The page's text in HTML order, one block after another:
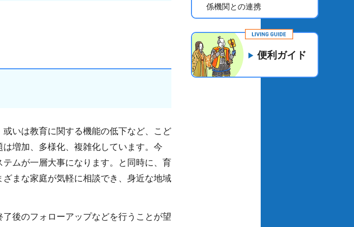
いは教育に関する機能の低下など、こど
増加、多様化、複雑化しています。今
ムが一層大事になります。と同時に、育
まな家庭が気軽に相談でき、身近な地域
後のフォローアップなどを行うことが望
係機関との連携
便利ガイド